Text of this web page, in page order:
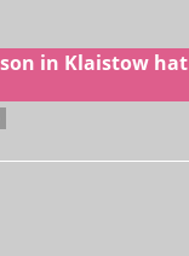
in Klaistow hat